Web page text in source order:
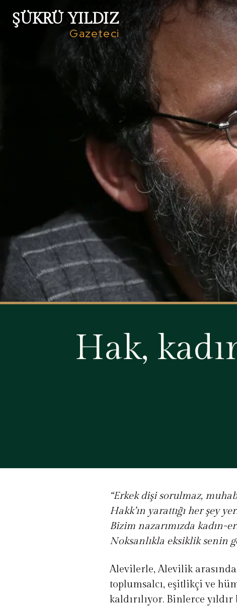
ŞÜKRÜ YILDIZ
Gazeteci
Hak,
“Erkek dişi sorulmaz,
Hakk’ın yarattığı her şey
Bizim nazarımızda kadın-
Noksanlıkla eksiklik senin
Alevilerle, Alevilik
toplumsalcı, eşitlikçi ve
kaldırılıyor. Binlerce